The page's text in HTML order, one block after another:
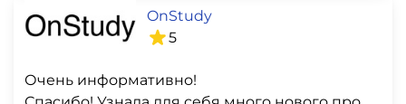
OnStudy
5
Очень информативно!